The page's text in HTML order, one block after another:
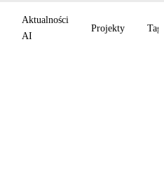
Aktualności
AI
Projekty Tagi